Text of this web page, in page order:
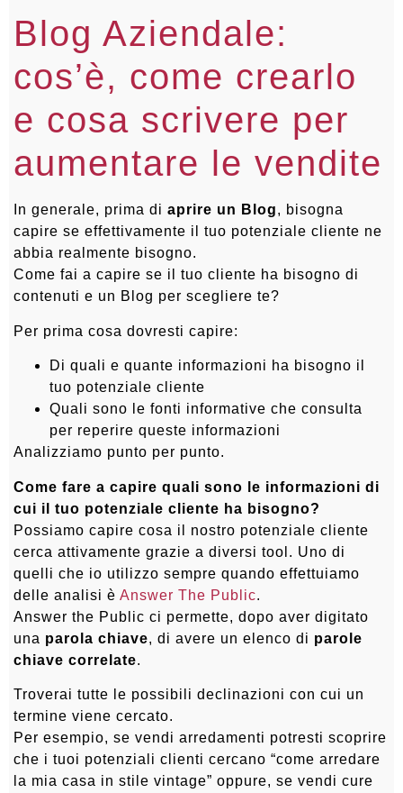
Blog Aziendale:
cos’è, come crearlo
e cosa scrivere per
aumentare le vendite
In generale, prima di aprire un Blog, bisogna
capire se effettivamente il tuo potenziale cliente ne
abbia realmente bisogno.
Come fai a capire se il tuo cliente ha bisogno di
contenuti e un Blog per scegliere te?
Per prima cosa dovresti capire:
Di quali e quante informazioni ha bisogno il
tuo potenziale cliente
Quali sono le fonti informative che consulta
per reperire queste informazioni
Analizziamo punto per punto.
Come fare a capire quali sono le informazioni di
cui il tuo potenziale cliente ha bisogno?
Possiamo capire cosa il nostro potenziale cliente
cerca attivamente grazie a diversi tool. Uno di
quelli che io utilizzo sempre quando effettuiamo
delle analisi è Answer The Public.
Answer the Public ci permette, dopo aver digitato
una parola chiave, di avere un elenco di parole
chiave correlate.
Troverai tutte le possibili declinazioni con cui un
termine viene cercato.
Per esempio, se vendi arredamenti potresti scoprire
che i tuoi potenziali clienti cercano “come arredare
la mia casa in stile vintage” oppure, se vendi cure